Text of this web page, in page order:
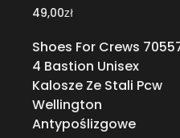
49,00zł
Shoes For Crews
4 Bastion Unisex
Kalosze Ze Stali Pcw
Wellington
Antypoślizgowe